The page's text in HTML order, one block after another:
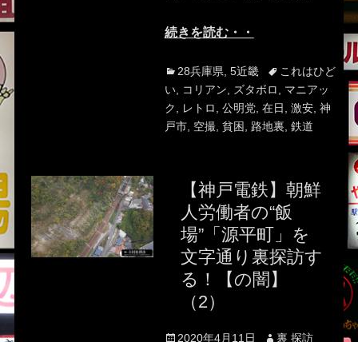
続きを読む・・
Categories
28兵庫県 5近畿 Tagsこれはひど
い, コリアン ズタボロ
マニアッ
ク
レトロ 公明党, 在日 激安, 神
戸市, 空撮, 貧困 路地裏 鉄道
【神戸電鉄】朝鮮
人労働者の“飯
場”「源平町」を
文字通り裏探訪す
る！【の闇】
（2）
Posted
2020年4月11日 Author
裏 探訪